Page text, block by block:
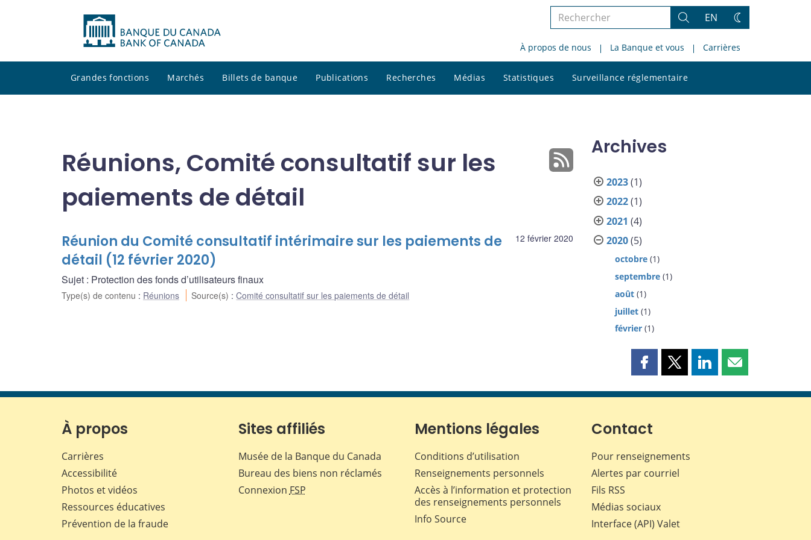
Rechercher
le
site
Rechercher
EN
Changez
thème
À propos de nous La Banque et vous Carrières
Grandes fonctions Marchés Billets de banque Publications Recherches Médias Statistiques Surveillance réglementaire
le
Réunions, Comité consultatif sur les
paiements de détail
12 février 2020
Réunion du Comité consultatif intérimaire sur les paiements de
détail (12 février 2020)
Sujet : Protection des fonds d’utilisateurs finaux
Type(s) de contenu : Réunions Source(s) :Comité consultatif sur les paiements de détail
Archives
2023(1)
2022(1)
2021 (4)
2020(5)
octobre (1)
septembre (1)
août (1)
juillet (1)
février (1)
Partager
page
Facebook
Partager
page
Partager
page
Partager
page
À propos
Carrières
Accessibilité
Photos et vidéos
Ressources éducatives
Prévention de la fraude
Sites affiliés
Musée de la Banque du Canada
Bureau des biens non réclamés
Connexion FSP
Mentions légales
Conditions d’utilisation
Renseignements personnels
Accès à l’information et protection
des renseignements personnels
Info Source
Contact
Pour renseignements
Alertes par courriel
Fils RSS
Médias sociaux
Interface (API) Valet